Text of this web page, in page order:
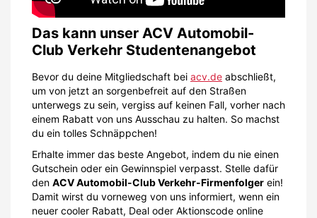
Das kann unser ACV Automobil-
Club Verkehr Studentenangebot
Bevor du deine Mitgliedschaft bei acv.de abschließt,
um von jetzt an sorgenbefreit auf den Straßen
unterwegs zu sein, vergiss auf keinen Fall, vorher nach
einem Rabatt von uns Ausschau zu halten. So machst
du ein tolles Schnäppchen!
Erhalte immer das beste Angebot, indem du nie einen
Gutschein oder ein Gewinnspiel verpasst. Stelle dafür
den ACV Automobil-Club Verkehr-Firmenfolger ein!
Damit wirst du vorneweg von uns informiert, wenn ein
neuer cooler Rabatt, Deal oder Aktionscode online